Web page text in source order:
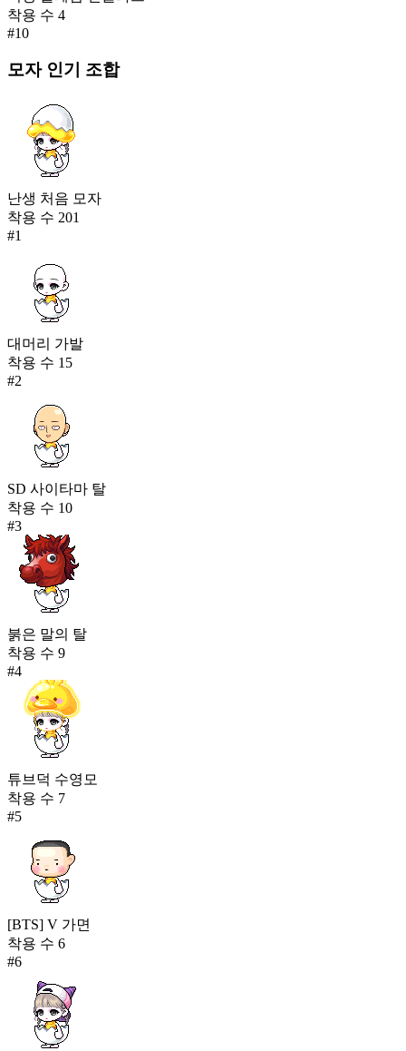
착용 수 4
#10
모자인기 조합
난생 처음 모자
착용 수 201
#1
대머리 가발
착용 수 15
#2
SD 사이타마 탈
착용 수 10
#3
붉은 말의 탈
착용 수 9
#4
튜브덕 수영모
착용 수 7
#5
[BTS] V 가면
착용 수 6
#6